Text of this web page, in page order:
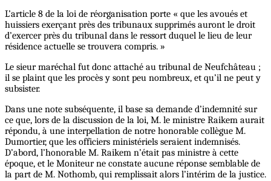
L’article 8 de la loi de réorganisation porte « que les avoués et
huissiers exerçant près des tribunaux supprimés auront le droit
d’exercer près du tribunal dans le ressort duquel le lieu de leur
résidence actuelle se trouvera compris. »
Le sieur maréchal fut donc attaché au tribunal de Neufchâteau ;
il se plaint que les procès y sont peu nombreux, et qu’il ne peut y
subsister.
Dans une note subséquente, il base sa demande d’indemnité sur
ce que, lors de la discussion de la loi, M. le ministre Raikem aurait
répondu, à une interpellation de notre honorable collègue M.
Dumortier, que les officiers ministériels seraient indemnisés.
D’abord, l’honorable M. Raikem n’était pas ministre à cette
époque, et le Moniteur ne constate aucune réponse semblable de
la part de M. Nothomb, qui remplissait alors l’intérim de la justice.